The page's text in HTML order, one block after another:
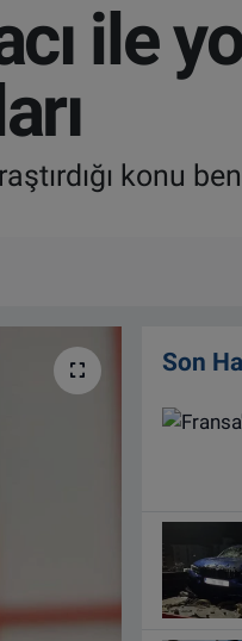
6660.55
BİST100
13.779 %-14
64.944,08
ile
konu
Son